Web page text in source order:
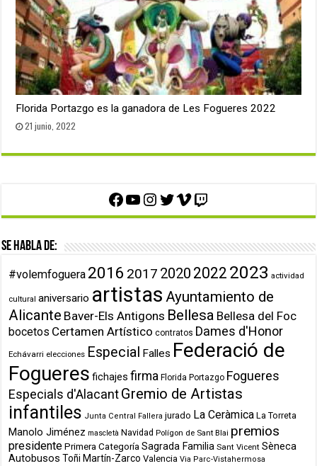
Florida Portazgo es la ganadora de Les Fogueres 2022
21 junio, 2022
Facebook
YouTube
Instagram
Twitter
Vimeo
Twitch
Se habla de:
#volemfoguera 2016 2017 2020 2022 2023 actividad
cultural aniversario artistas Ayuntamiento de
Alicante Baver-Els Antigons Bellesa Bellesa del Foc
bocetos Certamen Artístico contratos Dames d'Honor
Echávarri elecciones Especial Falles Federació de
Fogueres fichajes firma Florida Portazgo Fogueres
Especials d'AlacantGremio de Artistas
infantiles Junta Central Fallera jurado La Ceràmica La Torreta
Manolo Jiménez mascletà Navidad Polígon de Sant Blai premios
presidente Primera Categoría Sagrada Familia Sant Vicent Sèneca
Autobusos Toñi Martín-Zarco Valencia Via Parc-Vistahermosa